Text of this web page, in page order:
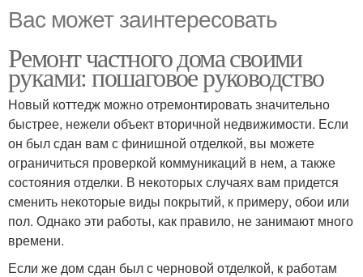
Вас может заинтересовать
Ремонт частного дома своими
руками: пошаговое руководство
Новый коттедж можно отремонтировать значительно
быстрее, нежели объект вторичной недвижимости. Если
он был сдан вам с финишной отделкой, вы можете
ограничиться проверкой коммуникаций в нем, а также
состояния отделки. В некоторых случаях вам придется
сменить некоторые виды покрытий, к примеру, обои или
пол. Однако эти работы, как правило, не занимают много
времени.
Если же дом сдан был с черновой отделкой, к работам